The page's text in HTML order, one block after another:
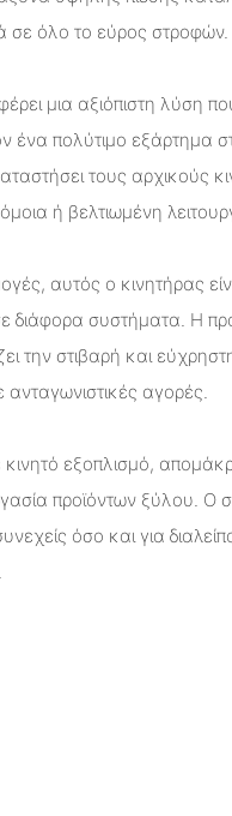
σε όλο το εύρος στροφών.
μια αξιόπιστη λύση
ένα πολύτιμο εξάρτημα
τους αρχικούς
ή βελτιωμένη
αυτός ο κινητήρας
διάφορα συστήματα. Η
την στιβαρή και
ανταγωνιστικές αγορές.
εξοπλισμό,
προϊόντων ξύλου. Ο
όσο και για